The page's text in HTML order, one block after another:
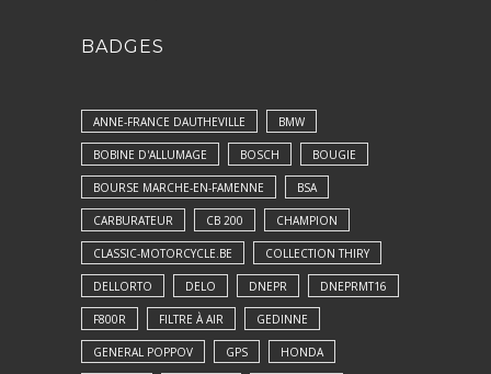
BADGES
ANNE-FRANCE DAUTHEVILLE BMW
BOBINE D'ALLUMAGE BOSCH BOUGIE
BOURSE MARCHE-EN-FAMENNE BSA
CARBURATEUR CB 200 CHAMPION
CLASSIC-MOTORCYCLE.BE COLLECTION THIRY
DELLORTO DELO DNEPR DNEPRMT16
F800R FILTRE À AIR GEDINNE
GENERAL POPPOV GPS HONDA